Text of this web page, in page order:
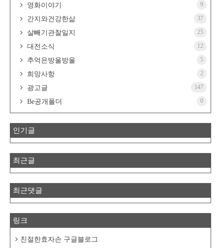
영화이야기 9
간지와건강한삶 37
살빼기관찰일지 25
대전소식 12
추억은방울방울 5
희망사항 2
광고글 147
Be공개폴더 0
인기글
최근글
최근댓글
링크
친절한효자손 구글블로그